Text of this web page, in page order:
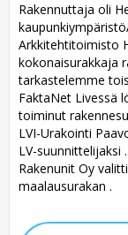
Rakennuttaja oli
Arkkitehtitoimisto
kokonaisurakkaja
tarkastelemme
FaktaNet Livessä
toiminut
LVI-Urakointi
LV-suunnittelijaksi
Rakenunit Oy
maalausurakan .